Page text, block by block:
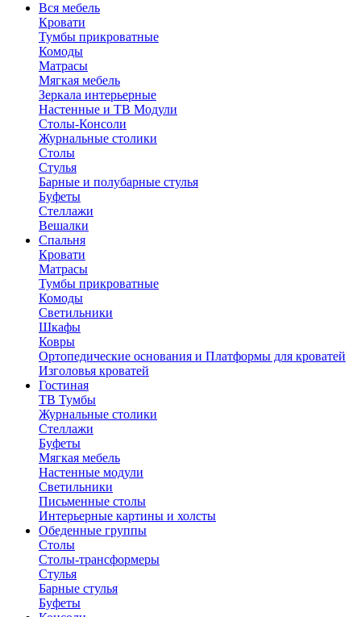
Вся мебель
Кровати
Тумбы прикроватные
Комоды
Матрасы
Мягкая мебель
Зеркала интерьерные
Настенные и ТВ Модули
Столы-Консоли
Журнальные столики
Столы
Стулья
Барные и полубарные стулья
Буфеты
Стеллажи
Вешалки
Cпальня
Кровати
Матрасы
Тумбы прикроватные
Комоды
Светильники
Шкафы
Ковры
Ортопедические основания и Платформы для кроватей
Изголовья кроватей
Гостиная
ТВ Тумбы
Журнальные столики
Стеллажи
Буфеты
Мягкая мебель
Настенные модули
Светильники
Письменные столы
Интерьерные картины и холсты
Обеденные группы
Столы
Столы-трансформеры
Стулья
Барные стулья
Буфеты